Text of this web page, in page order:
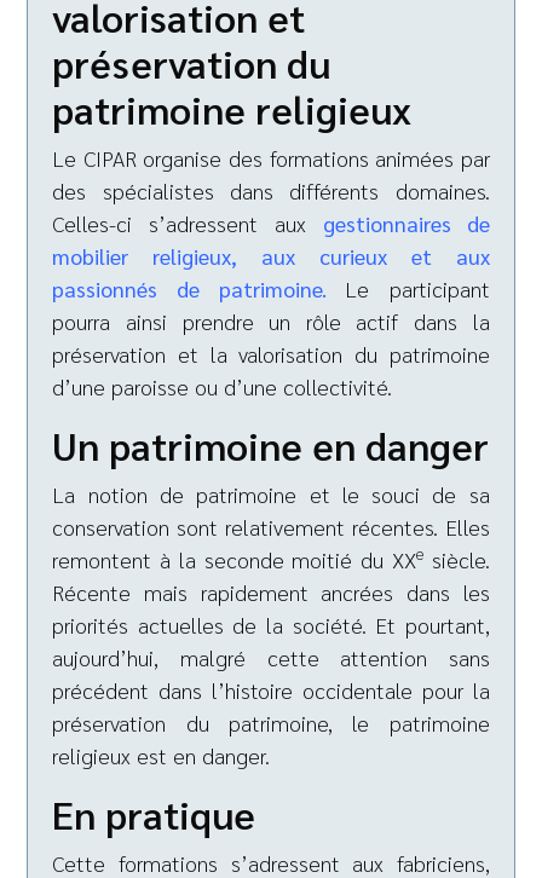
valorisation et
préservation du
patrimoine religieux
Le CIPAR organise des formations animées par
des spécialistes dans différents domaines.
Celles-ci s’adressent aux gestionnaires de
mobilier religieux, aux curieux et aux
passionnés de patrimoine. Le participant
pourra ainsi prendre un rôle actif dans la
préservation et la valorisation du patrimoine
d’une paroisse ou d’une collectivité.
Un patrimoine en danger
La notion de patrimoine et le souci de sa
conservation sont relativement récentes. Elles
remontent à la seconde moitié du XXesiècle.
Récente mais rapidement ancrées dans les
priorités actuelles de la société. Et pourtant,
aujourd’hui, malgré cette attention sans
précédent dans l’histoire occidentale pour la
préservation du patrimoine, le patrimoine
religieux est en danger.
En pratique
Cette formations s’adressent aux fabriciens,